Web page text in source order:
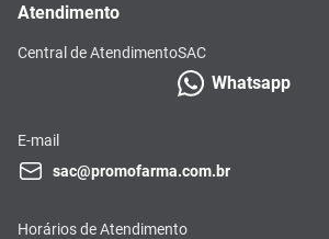
Atendimento
Central de AtendimentoSAC
Whatsapp
E-mail
sac@promofarma.com.br
Horários de Atendimento